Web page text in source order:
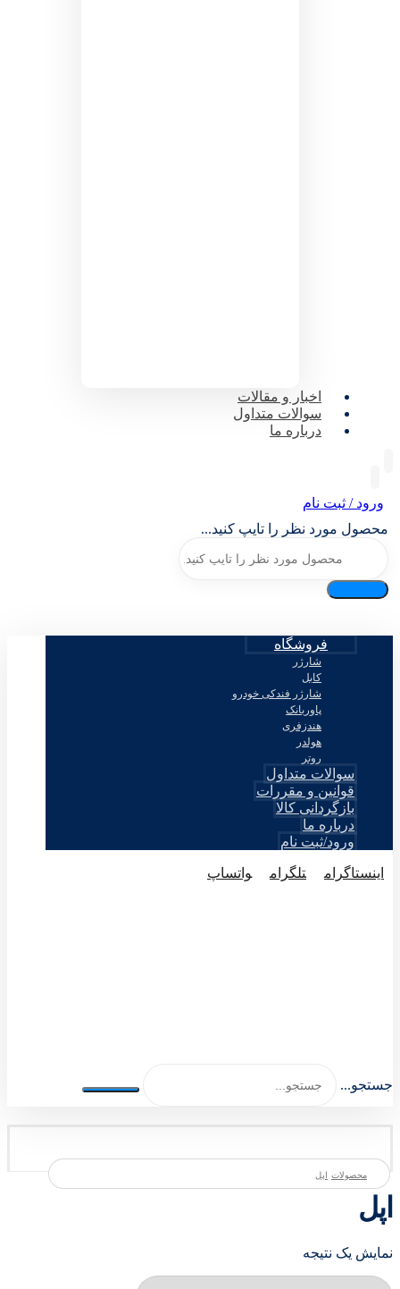
اخبار و مقالات
سوالات متداول
درباره ما
ورود / ثبت نام
محصول مورد نظر را تایپ کنید...
فروشگاه
شارژر
کابل
شارژر فندکی خودرو
پاوربانک
هندزفری
هولدر
روتر
سوالات متداول
قوانین و مقررات
بازگردانی کالا
درباره ما
ورود/ثبت نام
اینستاگرام تلگرام
واتساپ
جستجو...
محصولات اپل
اپل
نمایش یک نتیجه